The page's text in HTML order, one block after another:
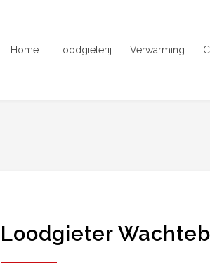
Home Loodgieterij Verwarming
Loodgieter